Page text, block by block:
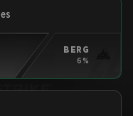
BERG
6%